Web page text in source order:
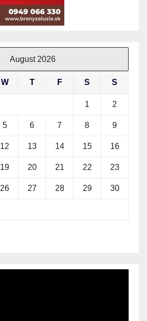
August 2026
W T F S S
1 2
5 6 7 8 9
12 13 14 15 16
19 20 21 22 23
26 27 28 29 30